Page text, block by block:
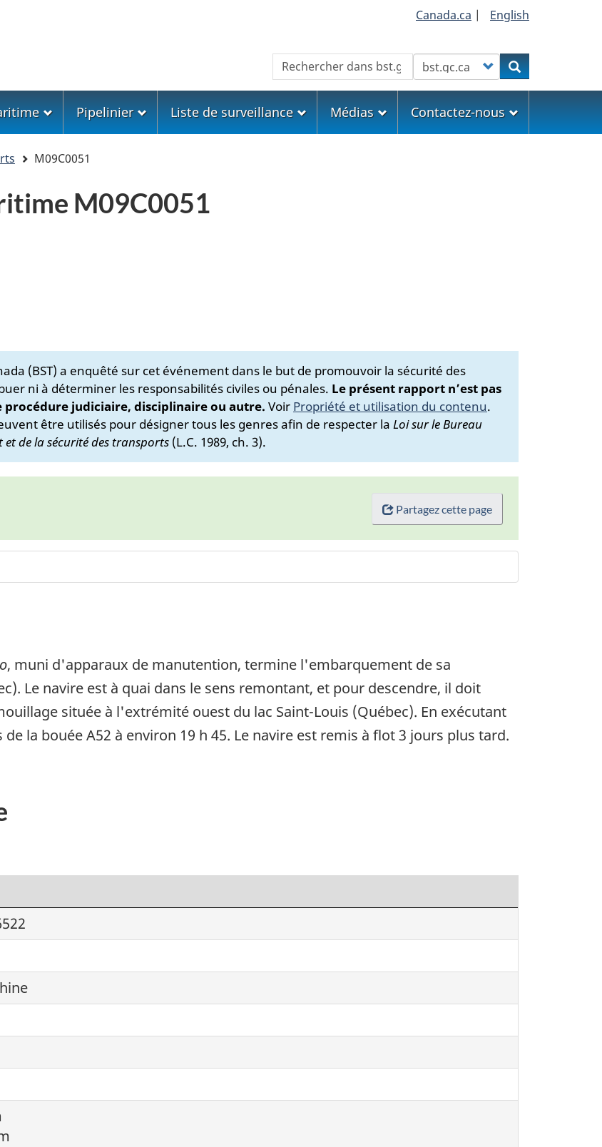
Canada.ca | English
Rechercher Customize your searchRechercher
Pipelinier Liste de surveillance Médias Contactez-nous
M09C0051
M09C0051
(BST) a enquêté sur cet événement dans le but de promouvoir la sécurité des
ni à déterminer les responsabilités civiles ou pénales. Le présent rapport n’est pas
procédure judiciaire, disciplinaire ou autre. Voir Propriété et utilisation du contenu.
être utilisés pour désigner tous les genres afin de respecter la Loi sur le Bureau
et de la sécurité des transports (L.C. 1989, ch. 3).
Partagez cette page
, muni d'apparaux de manutention, termine l'embarquement de sa
Le navire est à quai dans le sens remontant, et pour descendre, il doit
située à l'extrémité ouest du lac Saint-Louis (Québec). En exécutant
la bouée A52 à environ 19 h 45. Le navire est remis à flot 3 jours plus tard.